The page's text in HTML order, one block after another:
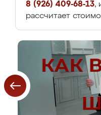
8 (926) 409-68-13,
рассчитает